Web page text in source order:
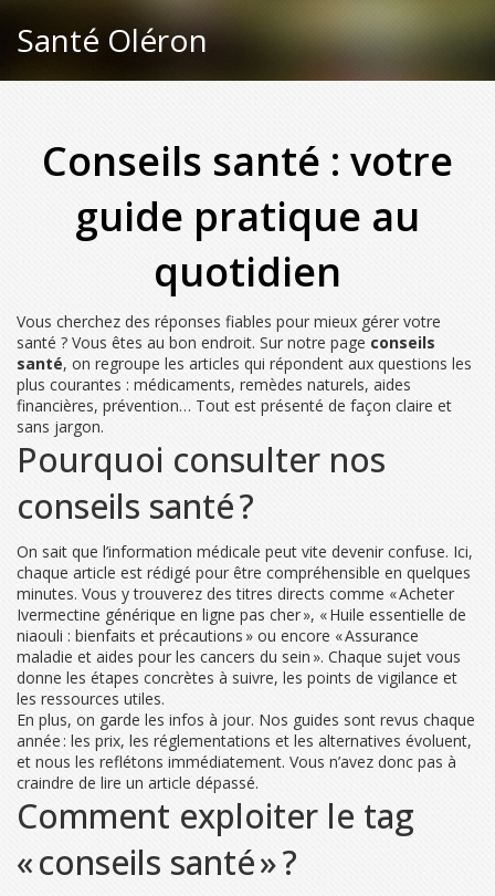
Santé Oléron
Conseils santé : votre
guide pratique au
quotidien
Vous cherchez des réponses fiables pour mieux gérer votre
santé ? Vous êtes au bon endroit. Sur notre page conseils
santé, on regroupe les articles qui répondent aux questions les
plus courantes : médicaments, remèdes naturels, aides
financières, prévention… Tout est présenté de façon claire et
sans jargon.
Pourquoi consulter nos
conseils santé ?
On sait que l’information médicale peut vite devenir confuse. Ici,
chaque article est rédigé pour être compréhensible en quelques
minutes. Vous y trouverez des titres directs comme « Acheter
Ivermectine générique en ligne pas cher », « Huile essentielle de
niaouli : bienfaits et précautions » ou encore « Assurance
maladie et aides pour les cancers du sein ». Chaque sujet vous
donne les étapes concrètes à suivre, les points de vigilance et
les ressources utiles.
En plus, on garde les infos à jour. Nos guides sont revus chaque
année : les prix, les réglementations et les alternatives évoluent,
et nous les reflétons immédiatement. Vous n’avez donc pas à
craindre de lire un article dépassé.
Comment exploiter le tag
« conseils santé » ?